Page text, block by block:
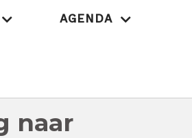
AGENDA
naar